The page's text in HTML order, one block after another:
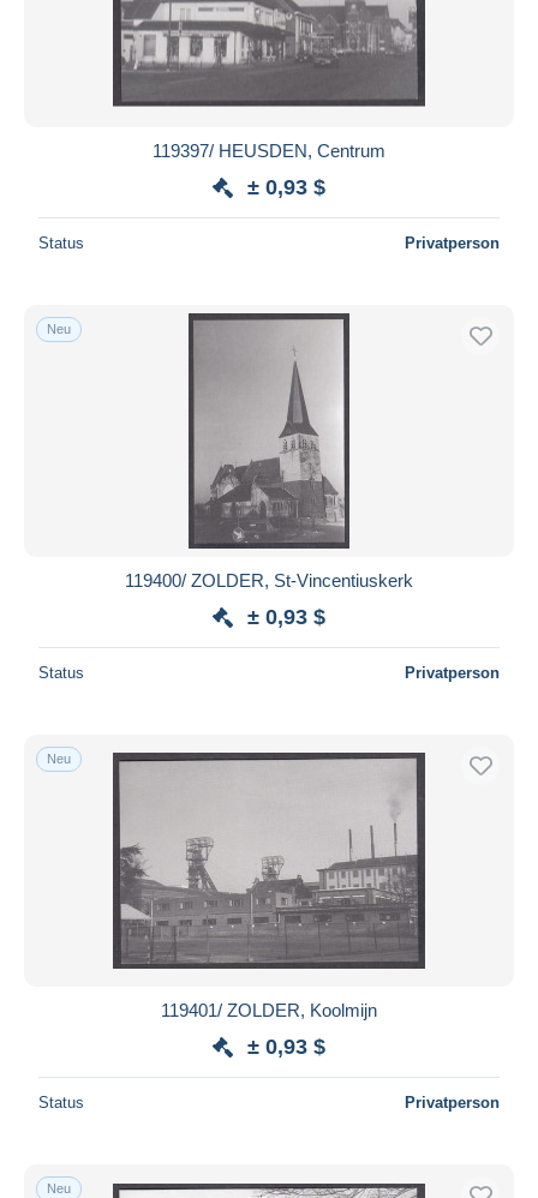
119397/ HEUSDEN, Centrum
± 0,93 $
Status Privatperson
Neu
119400/ ZOLDER, St-Vincentiuskerk
± 0,93 $
Status Privatperson
Neu
119401/ ZOLDER, Koolmijn
± 0,93 $
Status Privatperson
Neu